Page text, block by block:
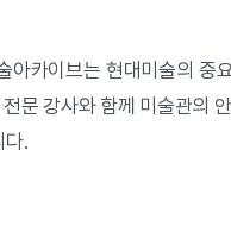
카이브는 현대미술의 중
문 강사와 함께 미술관의
다.